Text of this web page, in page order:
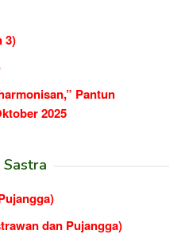
3)
Pantun
2025
dan Pujangga)